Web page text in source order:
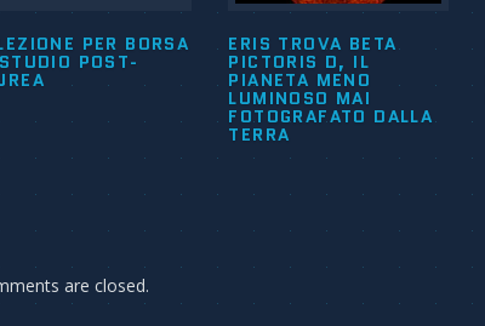
PER BORSA
POST-
ERIS TROVA BETA
PICTORIS D, IL
PIANETA MENO
LUMINOSO MAI
FOTOGRAFATO DALLA
TERRA
are closed.